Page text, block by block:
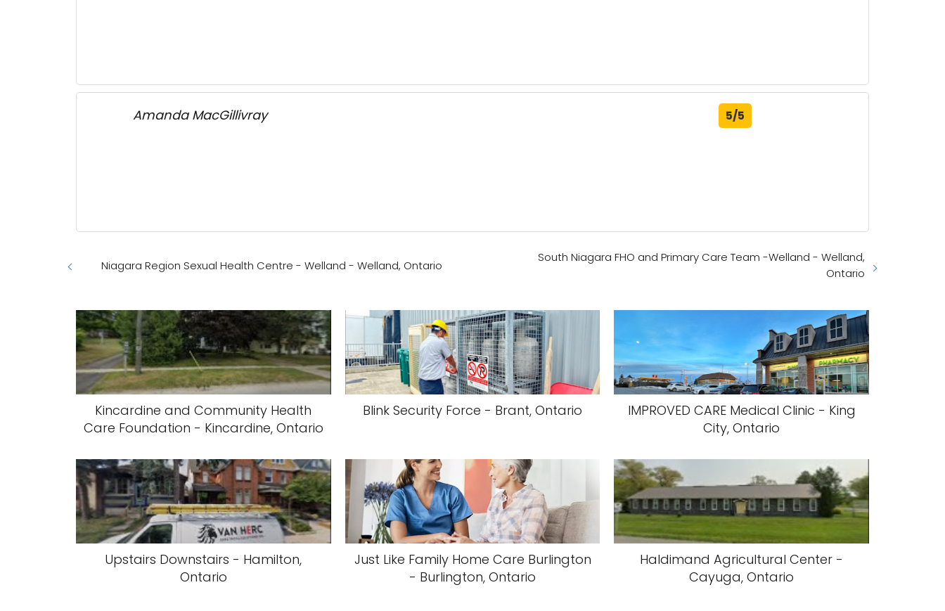
Amanda MacGillivray 5/5
Niagara Region Sexual Health Centre - Welland - Welland, Ontario
South Niagara FHO and Primary Care Team -Welland - Welland,
Ontario
Kincardine and Community Health
Care Foundation - Kincardine, Ontario
Blink Security Force - Brant, Ontario
IMPROVED CARE Medical Clinic - King
City, Ontario
Upstairs Downstairs - Hamilton,
Ontario
Just Like Family Home Care Burlington
- Burlington, Ontario
Haldimand Agricultural Center -
Cayuga, Ontario